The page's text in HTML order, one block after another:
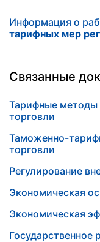
Информация о
тарифных мер
Связанные
Тарифные методы
торговли
Таможенно-
торговли
Регулирование
Экономическая
Экономическая
Государственное